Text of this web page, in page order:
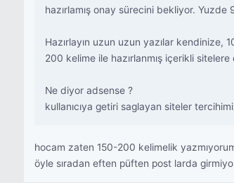
hazırlamış onay sürecini bekliyor.
Hazırlayın uzun uzun yazılar
200 kelime ile hazırlanmış içerikli
Ne diyor adsense ?
kullanıcıya getiri saglayan siteler
hocam zaten 150-200 kelimelik
öyle sıradan eften püften post larda